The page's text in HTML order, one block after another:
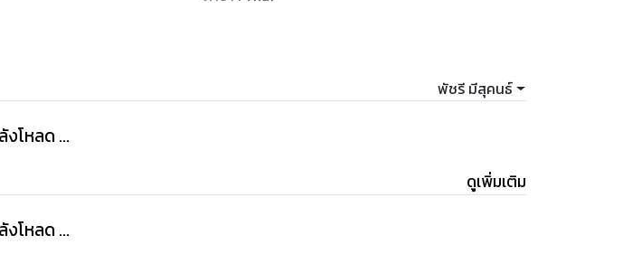
พัชรี มีสุคนธ์
งโหลด ...
ดูเพิ่มเติม
งโหลด ...